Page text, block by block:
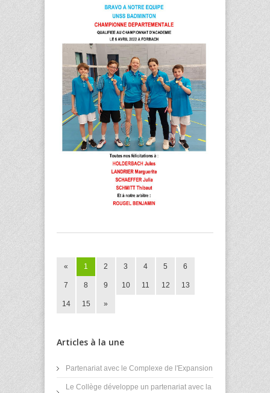
« 1 2 3 4 5 6
7 8 9 10 11 12 13
14 15 »
Articles à la une
Partenariat avec le Complexe de l'Expansion
Le Collège développe un partenariat avec la